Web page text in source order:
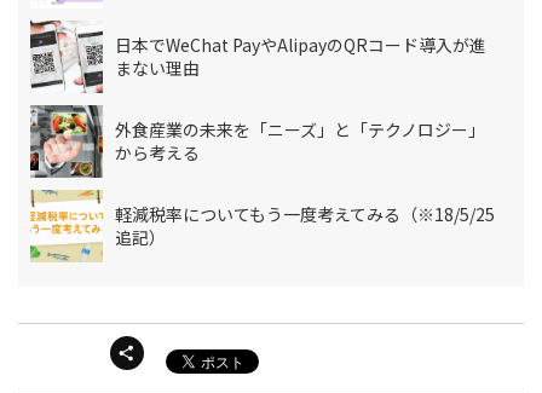
日本でWeChat PayやAlipayのQRコード導入が進
まない理由
外食産業の未来を「ニーズ」と「テクノロジー」
から考える
軽減税率についてもう一度考えてみる（※18/5/25
追記）